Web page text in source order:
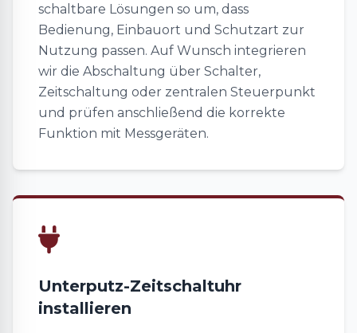
schaltbare Lösungen so um, dass
Bedienung, Einbauort und Schutzart zur
Nutzung passen. Auf Wunsch integrieren
wir die Abschaltung über Schalter,
Zeitschaltung oder zentralen Steuerpunkt
und prüfen anschließend die korrekte
Funktion mit Messgeräten.
Unterputz-Zeitschaltuhr
installieren